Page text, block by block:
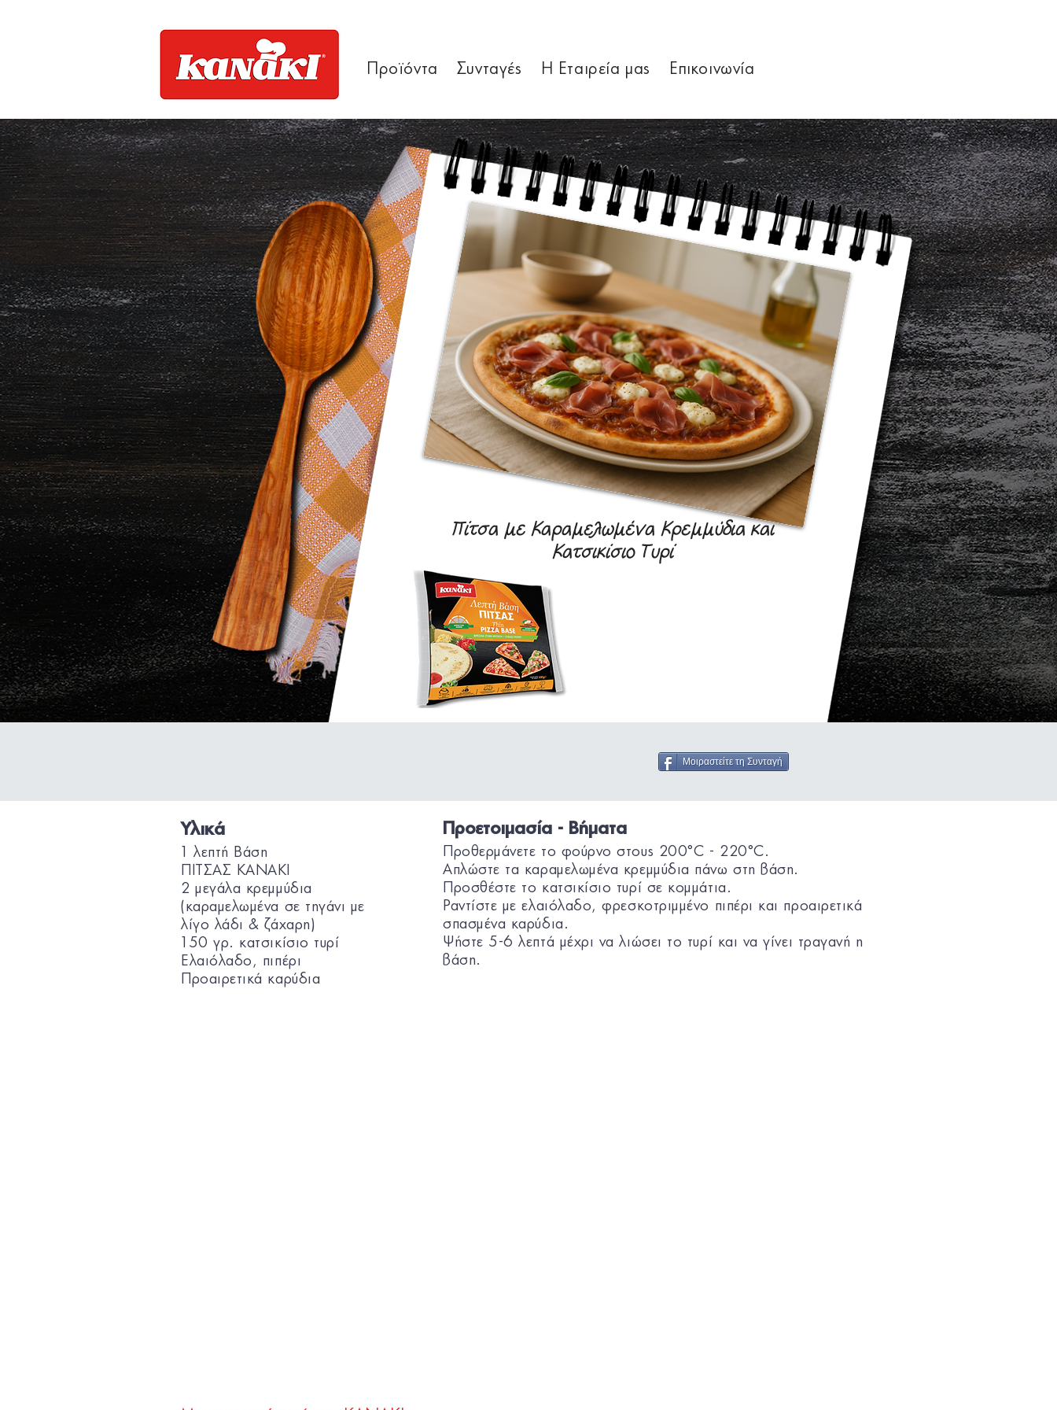
Προϊόντα Συνταγές Η Εταιρεία μας Επικοινωνία
Πίτσα με Καραμελωμένα Κρεμμύδια και
Κατσικίσιο Τυρί
Μοιραστείτε τη Συνταγή
Υλικά
1 λεπτή Βάση
ΠΙΤΣΑΣ KANAKI
2 μεγάλα κρεμμύδια
(καραμελωμένα σε τηγάνι με
λίγο λάδι & ζάχαρη)
150 γρ. κατσικίσιο τυρί
Ελαιόλαδο, πιπέρι
Προαιρετικά καρύδια
Προετοιμασία - Βήματα
Προθερμάνετε το φούρνο στους 200°C - 220°C.
Απλώστε τα καραμελωμένα κρεμμύδια πάνω στη βάση.
Προσθέστε το κατσικίσιο τυρί σε κομμάτια.
Ραντίστε με ελαιόλαδο, φρεσκοτριμμένο πιπέρι και προαιρετικά
σπασμένα καρύδια.
Ψήστε 5-6 λεπτά μέχρι να λιώσει το τυρί και να γίνει τραγανή η
βάση.